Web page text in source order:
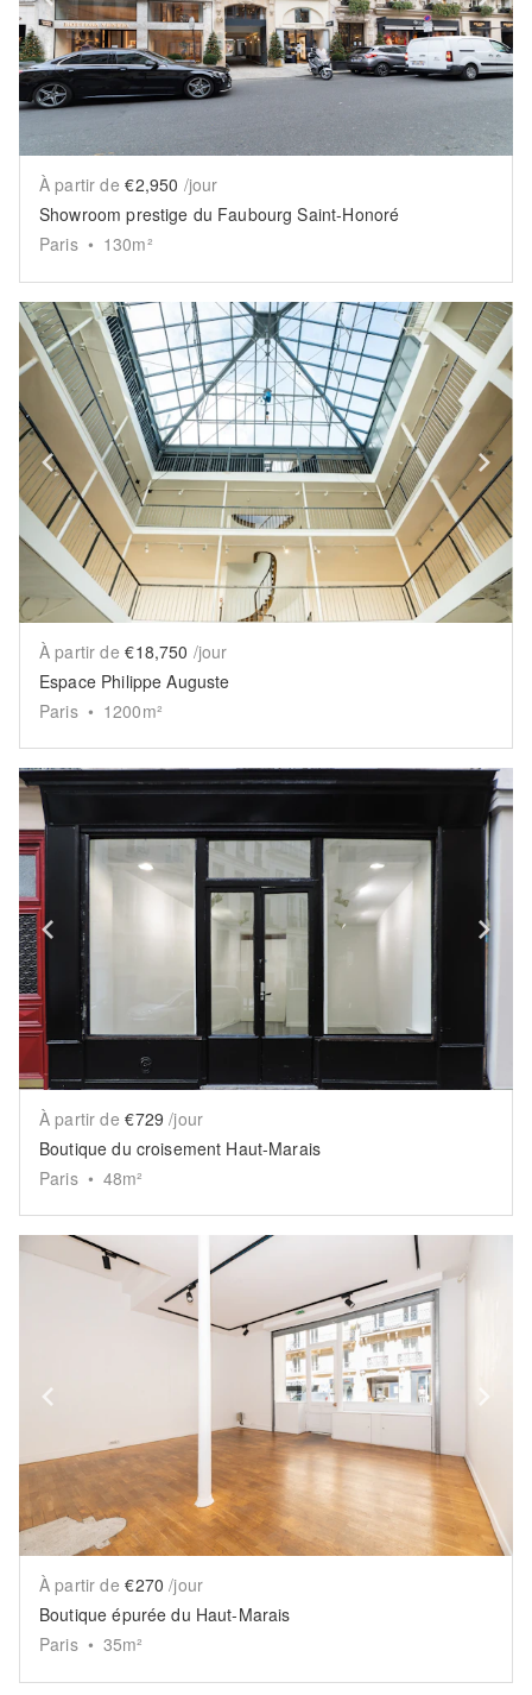
À partir de €2,950 /jour
Showroom prestige du Faubourg Saint-Honoré
Paris • 130m²
Show previous slide
À partir de €18,750 /jour
Espace Philippe Auguste
Paris • 1200m²
Show previous slide
À partir de €729 /jour
Boutique du croisement Haut-Marais
Paris • 48m²
À partir de €270 /jour
Boutique épurée du Haut-Marais
Paris • 35m²